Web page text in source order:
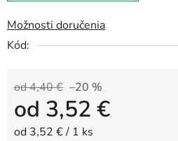
Možnosti doručenia
Kód:
od 4,40 € –20 %
od 3,52 €
Jednotková cena:
od 3,52 € / 1 ks